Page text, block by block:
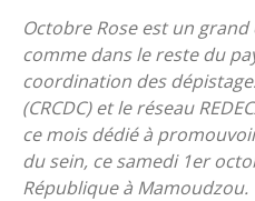
Octobre Rose est un
comme dans le reste du
coordination des
(CRCDC) et le réseau
ce mois dédié à
du sein, ce samedi 1er
République à Mamoudzou.